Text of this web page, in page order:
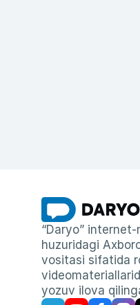
“Daryo”
huzuridagi
vositasi sifatida
yozuv ilova